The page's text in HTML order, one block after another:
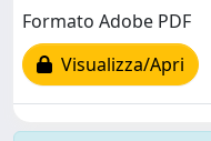
Formato Adobe PDF
Visualizza/Apri